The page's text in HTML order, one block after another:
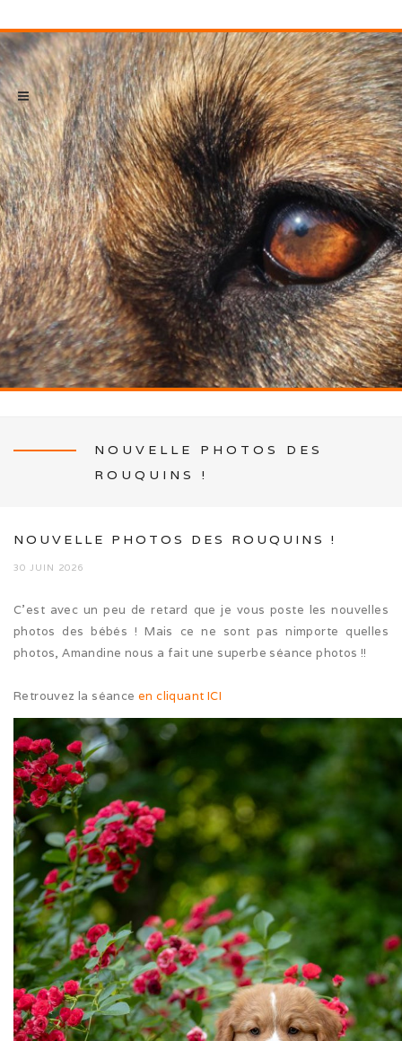
Mon histoire
Photos de famille
Journée Tolling (08/26)
Balade en famille (05/26)
Cruft (03/26)
Après-midi à la neige (02/26)
Expo Münsingen (01/26)
Expo Olten (12/25)
Retrouvailles AS (10/25)
Rencontre Nova (09/25)
NOUVELLE PHOTOS DES
ROUQUINS !
NOUVELLE PHOTOS DES ROUQUINS !
30 JUIN 2026
C’est avec un peu de retard que je vous poste les nouvelles
photos des bébés ! Mais ce ne sont pas nimporte quelles
photos, Amandine nous a fait une superbe séance photos !!
Retrouvez la séanceen cliquant ICI